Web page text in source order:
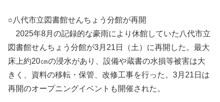
○八代市立図書館せんちょう分館が再開
2025年8月の記録的な豪雨により休館していた八代市立
図書館せんちょう分館が3月21日（土）に再開した。最大
床上約20㎝の浸水があり、設備や蔵書の水損等被害は大
きく、資料の移転・保管、改修工事を行った。3月21日は
再開のオープニングイベントも開催された。